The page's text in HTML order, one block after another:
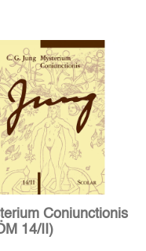
Coniunctionis
14/II)